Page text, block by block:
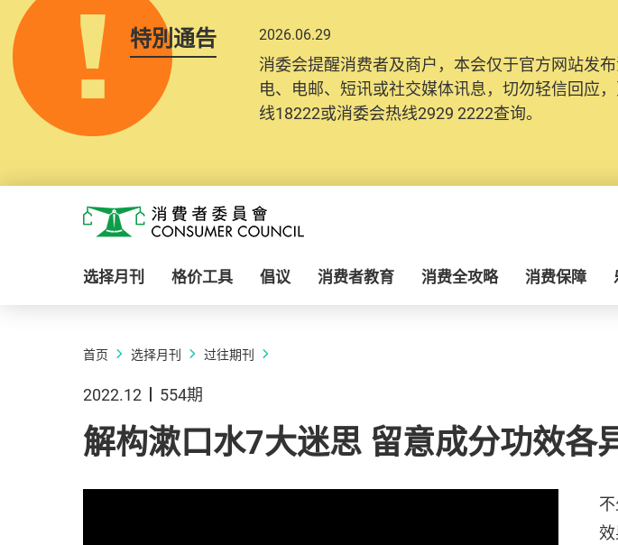
特別通告 2026.06.29
消委会提醒消费者及商户，本会仅于官方网站发
电、电邮、短讯或社交媒体讯息，切勿轻信回应
线18222或消委会热线2929 2222查询。
消费者委员会
选择月刊 格价工具 倡议 消费者教育 消费全攻略 消费保障
首页 选择月刊 过往期刊
2022.12 554期
解构漱口水7大迷思 留意成分功效各